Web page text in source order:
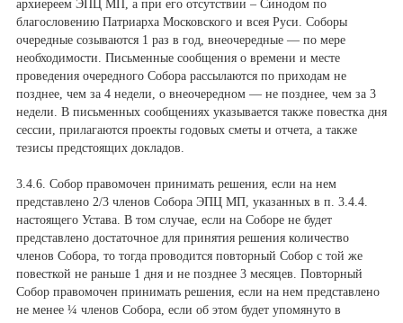
архиереем ЭПЦ МП, а при его отсутствии – Синодом по
благословению Патриарха Московского и всея Руси. Соборы
очередные созываются 1 раз в год, внеочередные — по мере
необходимости. Письменные сообщения о времени и месте
проведения очередного Собора рассылаются по приходам не
позднее, чем за 4 недели, о внеочередном — не позднее, чем за 3
недели. В письменных сообщениях указывается также повестка дня
сессии, прилагаются проекты годовых сметы и отчета, а также
тезисы предстоящих докладов.
3.4.6. Собор правомочен принимать решения, если на нем
представлено 2/3 членов Собора ЭПЦ МП, указанных в п. 3.4.4.
настоящего Устава. В том случае, если на Соборе не будет
представлено достаточное для принятия решения количество
членов Собора, то тогда проводится повторный Собор с той же
повесткой не раньше 1 дня и не позднее 3 месяцев. Повторный
Собор правомочен принимать решения, если на нем представлено
не менее ¼ членов Собора, если об этом будет упомянуто в